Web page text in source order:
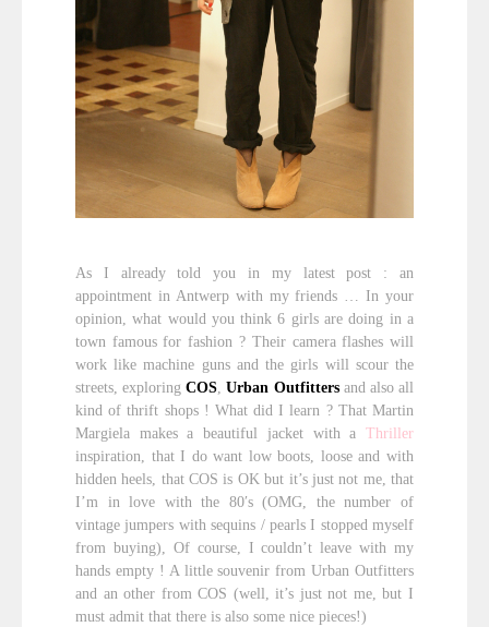
As I already told you in my latest post : an
appointment in Antwerp with my friends … In your
opinion, what would you think 6 girls are doing in a
town famous for fashion ? Their camera flashes will
work like machine guns and the girls will scour the
streets, exploringCOS,Urban Outfittersand also all
kind of thrift shops ! What did I learn ? That Martin
Margiela makes a beautiful jacket with aThriller
inspiration, that I do want low boots, loose and with
hidden heels, that COS is OK but it’s just not me, that
I’m in love with the 80′s (OMG, the number of
vintage jumpers with sequins / pearls I stopped myself
from buying), Of course, I couldn’t leave with my
hands empty ! A little souvenir from Urban Outfitters
and an other from COS (well, it’s just not me, but I
must admit that there is also some nice pieces!)